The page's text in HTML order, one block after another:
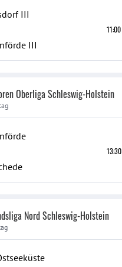
III
III
11:00
Oberliga Schleswig-Holstein
13:30
Nord Schleswig-Holstein